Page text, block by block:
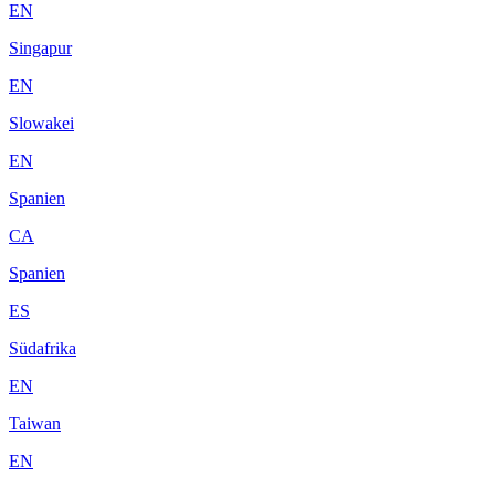
EN
Singapur
EN
Slowakei
EN
Spanien
CA
Spanien
ES
Südafrika
EN
Taiwan
EN